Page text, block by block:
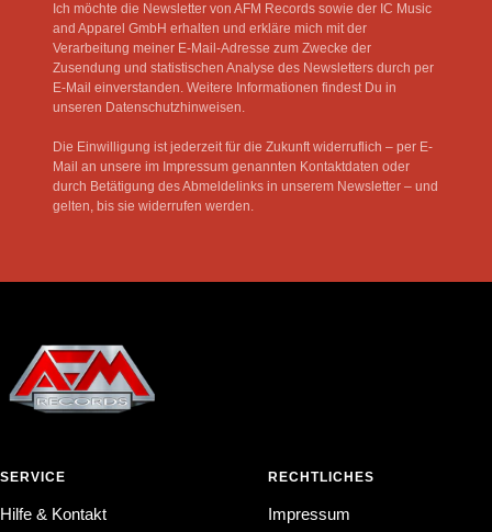
Ich möchte die Newsletter von AFM Records sowie der IC Music
and Apparel GmbH erhalten und erkläre mich mit der
Verarbeitung meiner E-Mail-Adresse zum Zwecke der
Zusendung und statistischen Analyse des Newsletters durch per
E-Mail einverstanden. Weitere Informationen findest Du in
unseren Datenschutzhinweisen.
Die Einwilligung ist jederzeit für die Zukunft widerruflich – per E-
Mail an unsere im Impressum genannten Kontaktdaten oder
durch Betätigung des Abmeldelinks in unserem Newsletter – und
gelten, bis sie widerrufen werden.
SERVICE
Hilfe & Kontakt
RECHTLICHES
Impressum